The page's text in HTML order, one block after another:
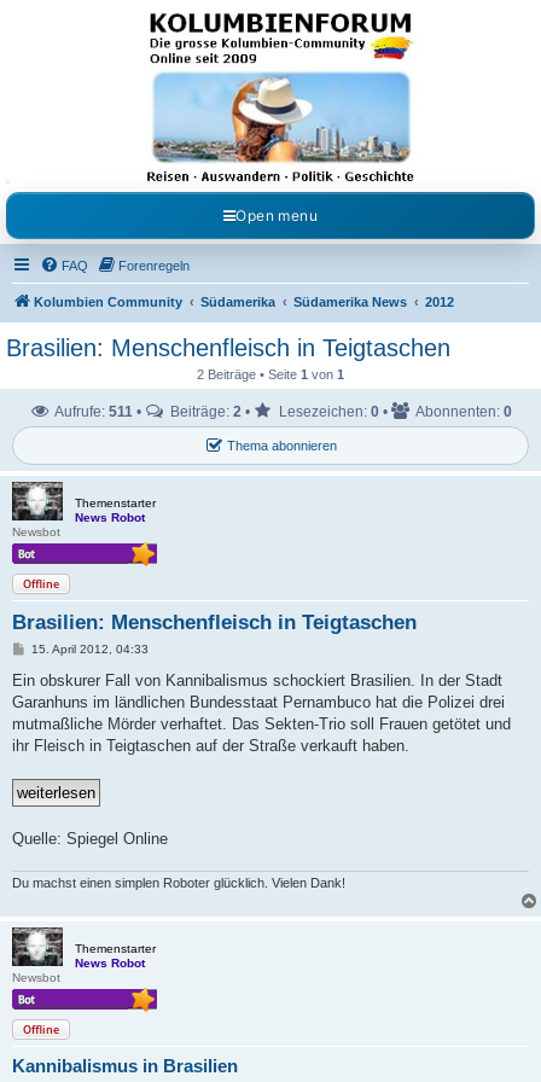
Kolumbienforum - Das
grosse Forum der
Freunde Kolumbiens
Reisen, Auswandern, Kultur, Politik, Geschichte und Visum in Kolumbien und Venezuela.
Austausch, Erfahrungen und Gemeinschaft im Kolumbienforum
Open menu
FAQ Forenregeln
Kolumbien Community Südamerika Südamerika News 2012
Brasilien: Menschenfleisch in Teigtaschen
2 Beiträge • Seite 1 von 1
Thema abonnieren
Aufrufe: 511 • Beiträge: 2 • Lesezeichen: 0• Abonnenten: 0
Themenstarter
News Robot
Newsbot
Offline
Brasilien: Menschenfleisch in Teigtaschen
B
i
r
a
15. April 2012, 04:33
Ein obskurer Fall von Kannibalismus schockiert Brasilien. In der Stadt
Garanhuns im ländlichen Bundesstaat Pernambuco hat die Polizei drei
mutmaßliche Mörder verhaftet. Das Sekten-Trio soll Frauen getötet und
ihr Fleisch in Teigtaschen auf der Straße verkauft haben.
Quelle: Spiegel Online
Du machst einen simplen Roboter glücklich. Vielen Dank!
Themenstarter
News Robot
Newsbot
Offline
Kannibalismus in Brasilien